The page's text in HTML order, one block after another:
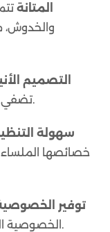
المتانة
والخدوش،
التصميم
تضفي لمسة من الفخامة على حمامك.
سهولة
خصائصها الملساء
توفير
الخصوصية المطلوبة خلال عملية الاستحمام.